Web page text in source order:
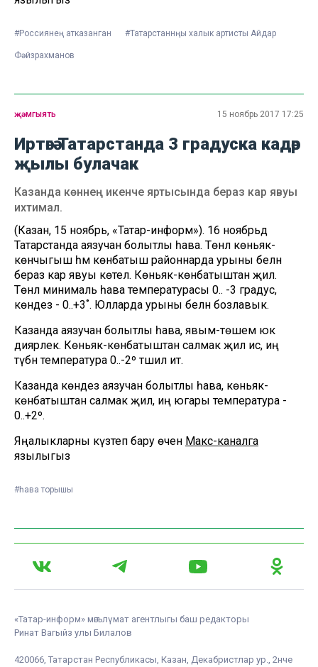
#Россиянең атказанган #Татарстаннңы халык артисты Айдар
Фәйзрахманов
җәмгыять 15 ноябрь 2017 17:25
Иртәгә Татарстанда 3 градуска кадәр
җылы булачак
Казанда көннең икенче яртысында бераз кар явуы
ихтимал.
(Казан, 15 ноябрь, «Татар-информ»). 16 ноябрьдә
Татарстанда аязучан болытлы һава. Төнлә көньяк-
көнчыгыш һәм көнбатыш районнарда урыны белән
бераз кар явуы көтелә. Көньяк-көнбатыштан җил.
Төнлә минималь һава температурасы 0.. -3 градус, ә
көндез - 0..+3˚. Юлларда урыны белән бозлавык.
Казанда аязучан болытлы һава, явым-төшем юк
диярлек. Көньяк-көнбатыштан салмак җил исә, иң
түбән температура 0..-2º тәшил итә.
Казанда көндез аязучан болытлы һава, көньяк-
көнбатыштан салмак җил, иң югары температура -
0..+2º.
Яңалыкларны күзәтеп бару өчен Макс-каналга
язылыгыз
#һава торышы
«Татар-информ» мәгълүмат агентлыгы баш редакторы
Ринат Вагыйз улы Билалов
420066, Татарстан Республикасы, Казан, Декабристлар ур., 2нче